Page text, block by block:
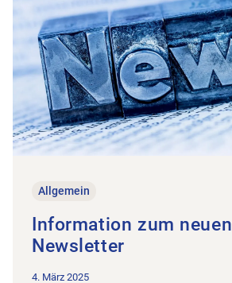
Allgemein
Information zum neuen
Newsletter
4. März 2025